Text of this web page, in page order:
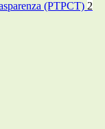
(PTPCT) 2